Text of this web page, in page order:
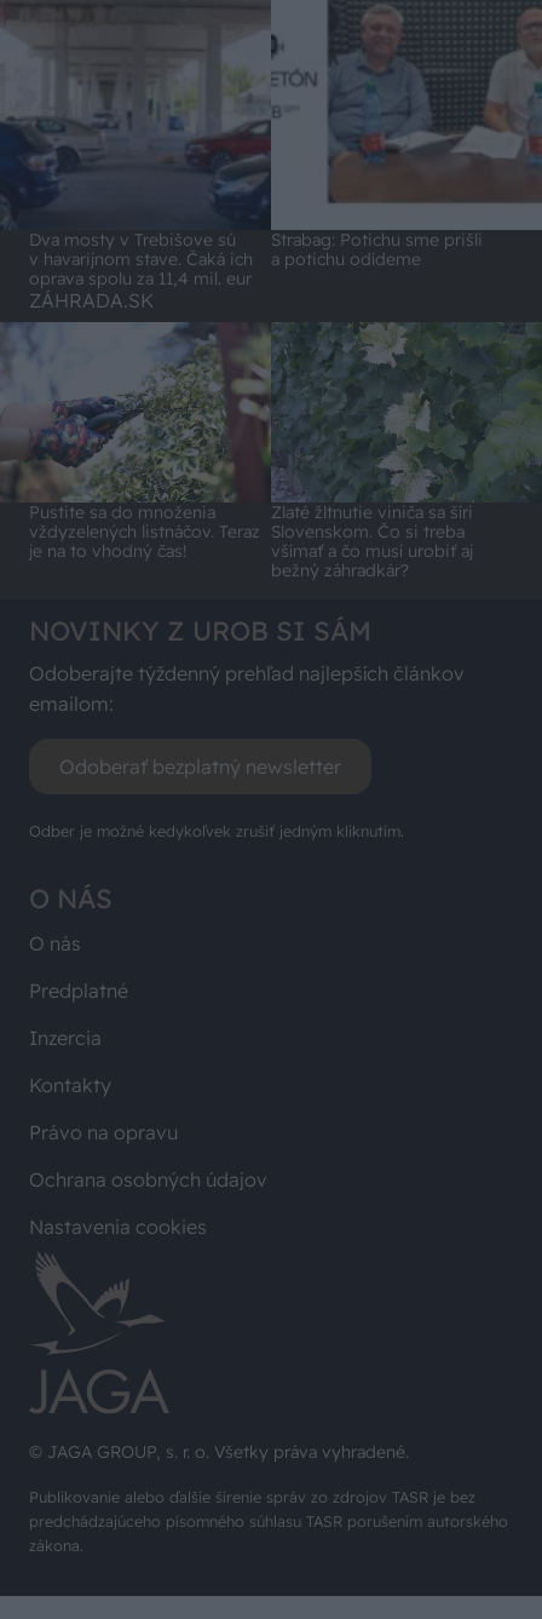
Dva mosty v Trebišove sú
v havarijnom stave. Čaká ich
oprava spolu za 11,4 mil. eur
Strabag: Potichu sme prišli
a potichu odídeme
ZÁHRADA.SK
Pustite sa do množenia
vždyzelených listnáčov. Teraz
je na to vhodný čas!
Zlaté žltnutie viniča sa šíri
Slovenskom. Čo si treba
všímať a čo musí urobiť aj
bežný záhradkár?
© JAGA GROUP, s. r. o. Všetky práva vyhradené.
Publikovanie alebo ďalšie šírenie správ zo zdrojov TASR je bez
predchádzajúceho písomného súhlasu TASR porušením autorského
zákona.
O NÁS
O nás
Predplatné
Inzercia
Kontakty
Právo na opravu
Ochrana osobných údajov
Nastavenia cookies
NOVINKY Z UROB SI SÁM
Odoberajte týždenný prehľad najlepších článkov
emailom:
Odoberať bezplatný newsletter
Odber je možné kedykoľvek zrušiť jedným kliknutím.